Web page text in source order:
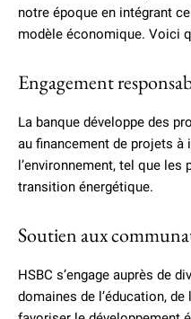
notre époque en intégrant
modèle économique. Voici
Engagement
La banque développe des
au financement de projets
l’environnement, tel que les
transition énergétique.
Soutien aux
HSBC s’engage auprès de
domaines de l’éducation,